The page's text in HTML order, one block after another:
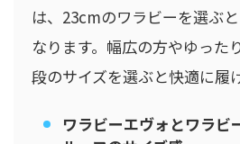
は、23cmのワラビーを選ぶ
なります。幅広の方やゆった
段のサイズを選ぶと快適に履
ワラビーエヴォとワラ